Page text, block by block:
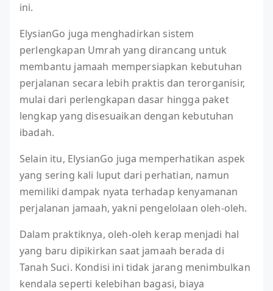
ini.
ElysianGo juga menghadirkan sistem
perlengkapan Umrah yang dirancang untuk
membantu jamaah mempersiapkan kebutuhan
perjalanan secara lebih praktis dan terorganisir,
mulai dari perlengkapan dasar hingga paket
lengkap yang disesuaikan dengan kebutuhan
ibadah.
Selain itu, ElysianGo juga memperhatikan aspek
yang sering kali luput dari perhatian, namun
memiliki dampak nyata terhadap kenyamanan
perjalanan jamaah, yakni pengelolaan oleh-oleh.
Dalam praktiknya, oleh-oleh kerap menjadi hal
yang baru dipikirkan saat jamaah berada di
Tanah Suci. Kondisi ini tidak jarang menimbulkan
kendala seperti kelebihan bagasi, biaya